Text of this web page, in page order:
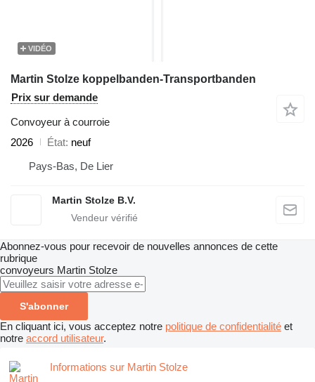
VIDÉO
Martin Stolze koppelbanden-Transportbanden
Prix sur demande
Convoyeur à courroie
2026
État neuf
Pays-Bas, De Lier
Martin Stolze B.V.
Abonnez-vous pour recevoir de nouvelles annonces de cette
rubrique
convoyeurs Martin Stolze
S'abonner
En cliquant ici, vous acceptez notre politique de confidentialité et
notre accord utilisateur.
Informations sur Martin Stolze